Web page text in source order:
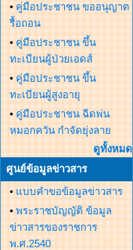
• คู่มือประชาชน ขออนุญาต
รื้อถอน
• คู่มือประชาชน ขึ้น
ทะเบียนผู้ป่วยเอดส์
• คู่มือประชาชน ขึ้น
ทะเบียนผู้สูงอายุ
• คู่มือประชาชน ฉีดพ่น
หมอกควัน กำจัดยุ่งลาย
ดูทั้งหมด
ศูนย์ข้อมูลข่าวสาร
• แบบคำขอข้อมูลข่าวสาร
• พระราชบัญญัติ ข้อมูล
ข่าวสารของราชการ
พ.ศ.2540